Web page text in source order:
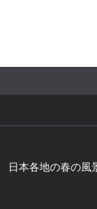
日本各地の春の風